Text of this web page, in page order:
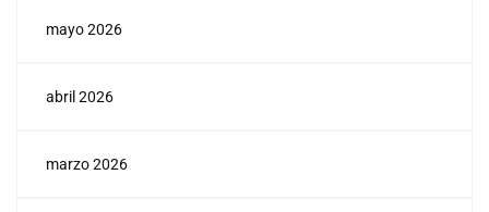
mayo 2026
abril 2026
marzo 2026